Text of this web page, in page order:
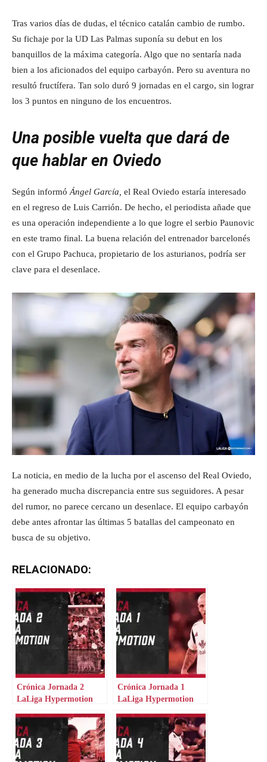
Tras varios días de dudas, el técnico catalán cambio de rumbo.
Su fichaje por la UD Las Palmas suponía su debut en los
banquillos de la máxima categoría. Algo que no sentaría nada
bien a los aficionados del equipo carbayón. Pero su aventura no
resultó fructífera. Tan solo duró 9 jornadas en el cargo, sin lograr
los 3 puntos en ninguno de los encuentros.
Una posible vuelta que dará de
que hablar en Oviedo
Según informó Ángel García, el Real Oviedo estaría interesado
en el regreso de Luis Carrión. De hecho, el periodista añade que
es una operación independiente a lo que logre el serbio Paunovic
en este tramo final. La buena relación del entrenador barcelonés
con el Grupo Pachuca, propietario de los asturianos, podría ser
clave para el desenlace.
La noticia, en medio de la lucha por el ascenso del Real Oviedo,
ha generado mucha discrepancia entre sus seguidores. A pesar
del rumor, no parece cercano un desenlace. El equipo carbayón
debe antes afrontar las últimas 5 batallas del campeonato en
busca de su objetivo.
RELACIONADO:
Crónica Jornada 2
LaLiga Hypermotion
Crónica Jornada 1
LaLiga Hypermotion